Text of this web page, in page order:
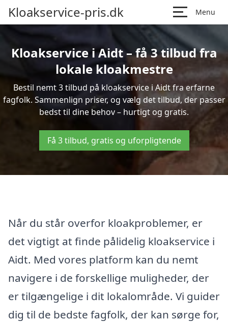
Kloakservice-pris.dk Menu
Kloakservice i Aidt – få 3 tilbud fra
lokale kloakmestre
Bestil nemt 3 tilbud på kloakservice i Aidt fra erfarne
fagfolk. Sammenlign priser, og vælg det tilbud, der passer
bedst til dine behov – hurtigt og gratis.
Få 3 tilbud, gratis og uforpligtende
Når du står overfor kloakproblemer, er
det vigtigt at finde pålidelig kloakservice i
Aidt. Med vores platform kan du nemt
navigere i de forskellige muligheder, der
er tilgængelige i dit lokalområde. Vi guider
dig til de bedste fagfolk, der kan sørge for,